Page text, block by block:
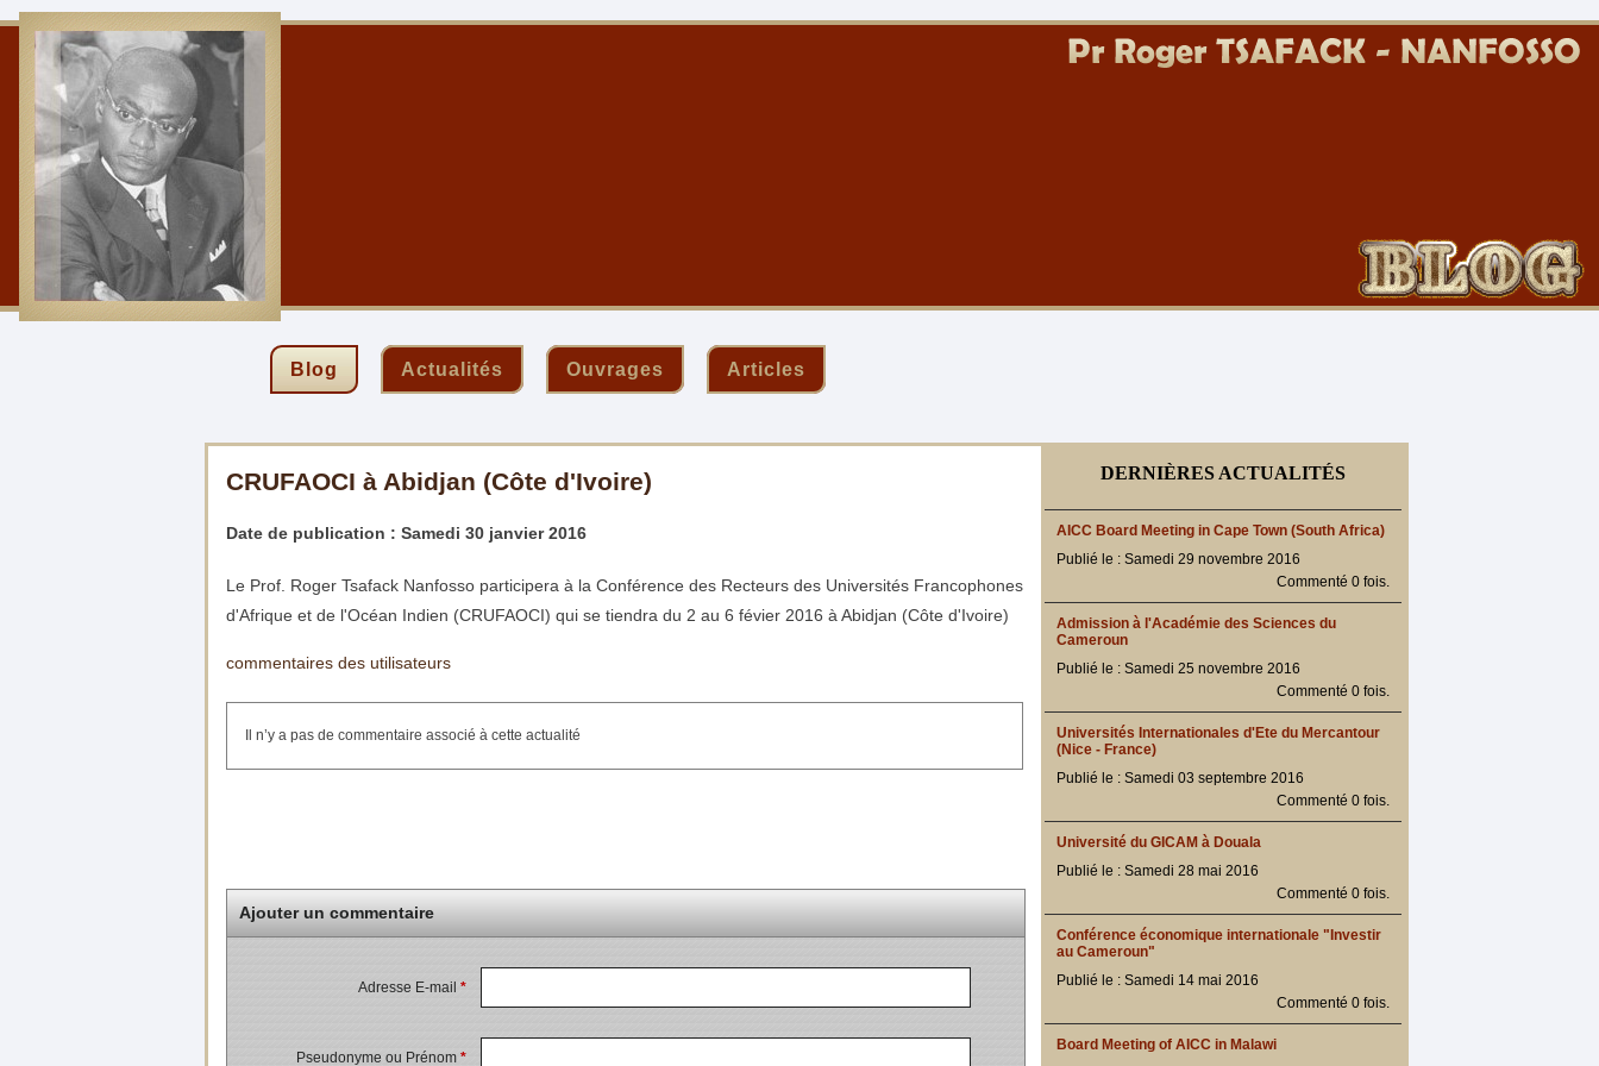
Blog Actualités Ouvrages Articles
CRUFAOCI à Abidjan (Côte d'Ivoire)
Date de publication : Samedi 30 janvier 2016
Le Prof. Roger Tsafack Nanfosso participera à la Conférence des Recteurs des Universités Francophones
d'Afrique et de l'Océan Indien (CRUFAOCI) qui se tiendra du 2 au 6 févier 2016 à Abidjan (Côte d'Ivoire)
commentaires des utilisateurs
Il n’y a pas de commentaire associé à cette actualité
Ajouter un commentaire
Adresse E-mail *
Pseudonyme ou Prénom *
DERNIÈRES ACTUALITÉS
AICC Board Meeting in Cape Town (South Africa)
Publié le : Samedi 29 novembre 2016
Commenté 0 fois.
Admission à l'Académie des Sciences du
Cameroun
Publié le : Samedi 25 novembre 2016
Commenté 0 fois.
Universités Internationales d'Ete du Mercantour
(Nice - France)
Publié le : Samedi 03 septembre 2016
Commenté 0 fois.
Université du GICAM à Douala
Publié le : Samedi 28 mai 2016
Commenté 0 fois.
Conférence économique internationale "Investir
au Cameroun"
Publié le : Samedi 14 mai 2016
Commenté 0 fois.
Board Meeting of AICC in Malawi